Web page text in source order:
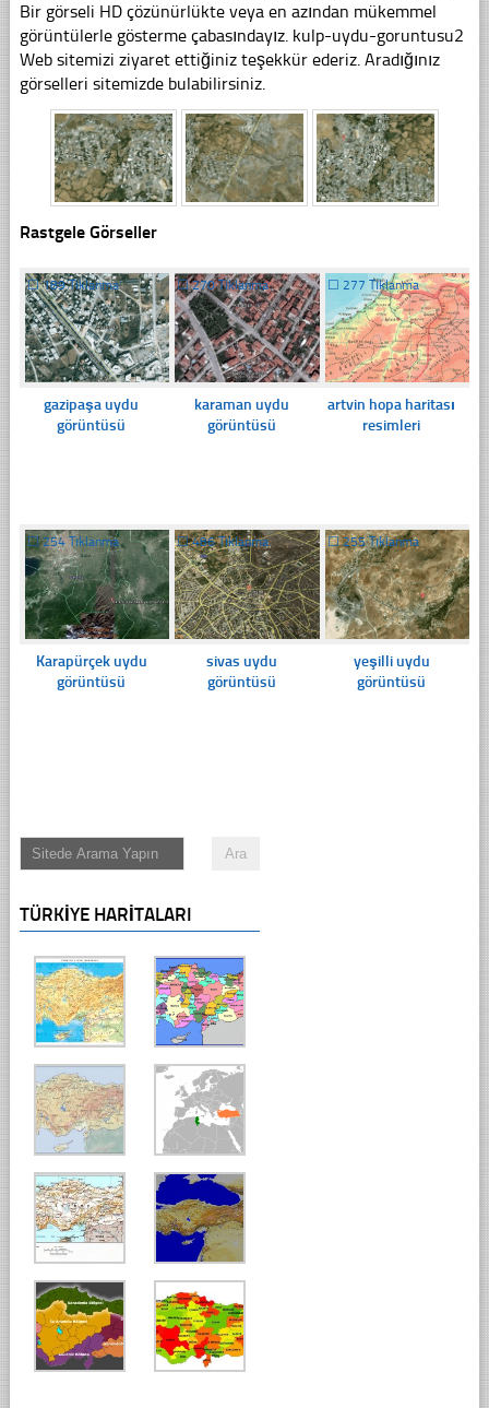
Bir görseli HD çözünürlükte veya en azından mükemmel
görüntülerle gösterme çabasındayız. kulp-uydu-goruntusu2
Web sitemizi ziyaret ettiğiniz teşekkür ederiz. Aradığınız
görselleri sitemizde bulabilirsiniz.
Rastgele Görseller
☐189 Tıklanma
gazipaşa uydu
görüntüsü
☐270 Tıklanma
karaman uydu
görüntüsü
☐ 277 Tıklanma
artvin hopa haritası
resimleri
☐254 Tıklanma
Karapürçek uydu
görüntüsü
☐486 Tıklanma
sivas uydu
görüntüsü
☐255 Tıklanma
yeşilli uydu
görüntüsü
TÜRKIYE HARITALARI